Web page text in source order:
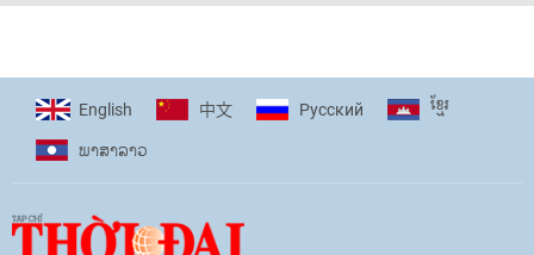
[Video] Trẻ em Đông Á cùng kiến tạo
11:10|17/06/2026
English 中文 Pусский ខ្មែរ
ພາ​ສາ​ລາວ